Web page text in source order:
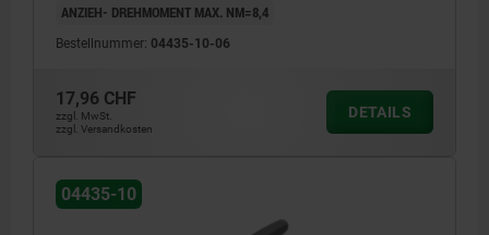
ANZIEH- DREHMOMENT MAX. NM=8,4
Bestellnummer: 04435-10-06
17,96 CHF
zzgl. MwSt.
zzgl. Versandkosten
DETAILS
04435-10